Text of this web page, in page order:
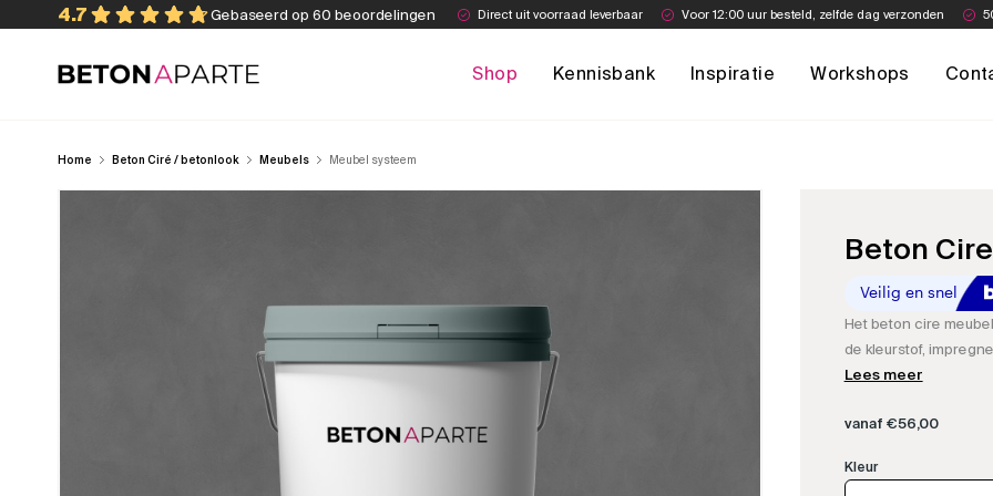
4.7 Gebaseerd op 60 beoordelingen Direct uit voorraad leverbaar Voor 12:00 uur besteld, zelfde dag verzonden
Beton Aparte Shop Kennisbank Inspiratie Workshops
Home Beton Ciré / betonlook Meubels Meubel systeem
Beton
Het beton cire
de kleurstof,
Beton Cire meubel te
Lees meer
vanaf €56,00